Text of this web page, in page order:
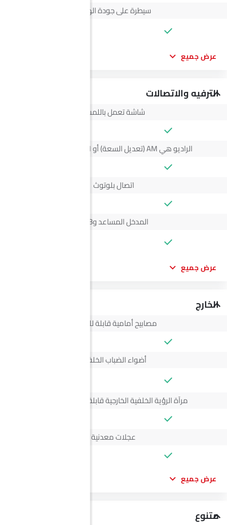
سيطرة على جودة الهواء
عرض جميع
الترفيه والاتصالات
شاشة تعمل باللمس
الراديو هي AM (تعديل السعة) أو FM (تضمين التردد)،
اتصال بلوتوث
المدخل المساعد وUSB
عرض جميع
الخارج
مصابيح أمامية قابلة للتعديل
أضواء الضباب الخلفية
مرآة الرؤية الخلفية الخارجية قابلة للتعديل كهربائياً
عجلات معدنية
عرض جميع
متنوع